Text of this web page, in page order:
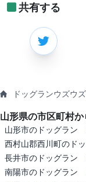
共有する
ドッグランウズウズ
山形県の市区町村
山形市のドッグラン
西村山郡西川町のド
長井市のドッグラン
南陽市のドッグラン